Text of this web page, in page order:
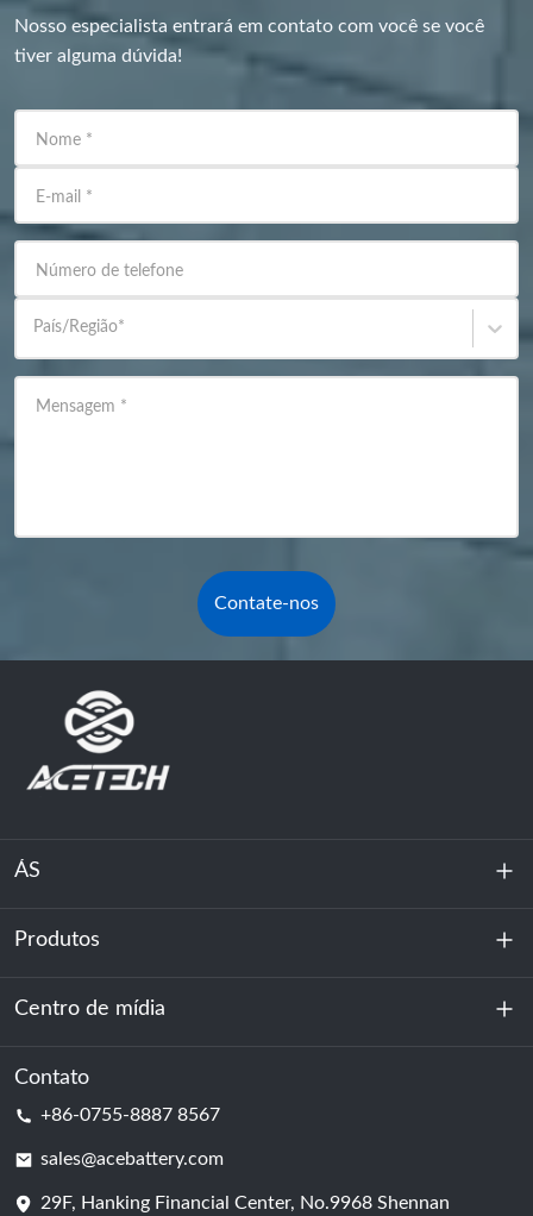
Nosso especialista entrará em contato com você se você
tiver alguma dúvida!
Nome *
E-mail *
Número de telefone
País/Região*
Mensagem *
Contate-nos
ÁS
Sobre nós
Sustentabilidade
Produtos
Armazenamento de energia
Centro de dados e sala de servidores
Célula de bateria
Centro de mídia
Notícias
Contato
+86-0755-8887 8567
sales@acebattery.com
29F, Hanking Financial Center, No.9968 Shennan